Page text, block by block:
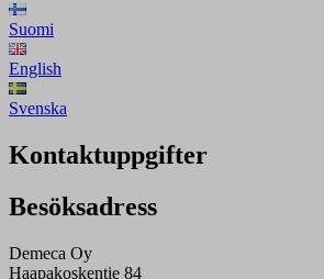
Suomi
English
Svenska
Kontaktuppgifter
Besöksadress
Demeca Oy
Haapakoskentie 84